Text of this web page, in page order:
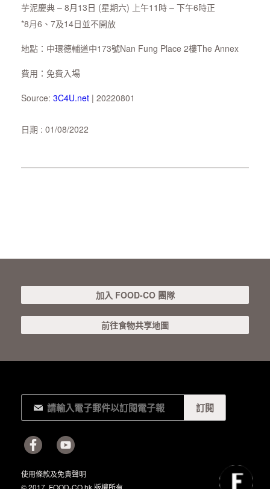
日期 : 01/08/2022
芋泥慶典 – 8月13日 (星期六) 上午11時 – 下午6時正
*8月6、7及14日並不開放
地點：中環德輔道中173號Nan Fung Place 2樓The Annex
費用：免費入場
Source: 3C4U.net | 20220801
加入 FOOD-CO 團隊
前往食物共享地圖
使用條款及免責聲明
© 2017. FOOD-CO.hk 版權所有